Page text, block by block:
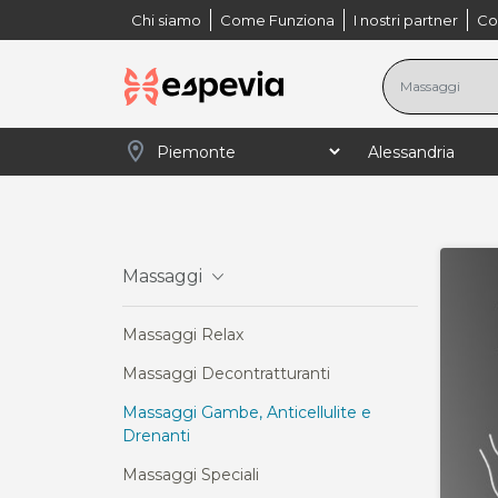
Chi siamo Come Funziona I nostri partner
location_on
Massaggi
Massaggi Relax
Massaggi Decontratturanti
Massaggi Gambe, Anticellulite e
Drenanti
Massaggi Speciali